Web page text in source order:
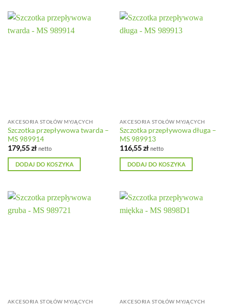
AKCESORIA STOŁÓW MYJĄCYCH
Szczotka przepływowa twarda –
MS 989914
179,55zł netto
DODAJ DO KOSZYKA
AKCESORIA STOŁÓW MYJĄCYCH
Szczotka przepływowa długa –
MS 989913
116,55zł netto
DODAJ DO KOSZYKA
AKCESORIA STOŁÓW MYJĄCYCH AKCESORIA STOŁÓW MYJĄCYCH